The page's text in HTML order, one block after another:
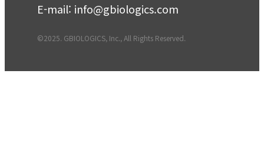
E-mail: info@gbiologics.com
©2025. GBIOLOGICS, Inc., All Rights Reserved.